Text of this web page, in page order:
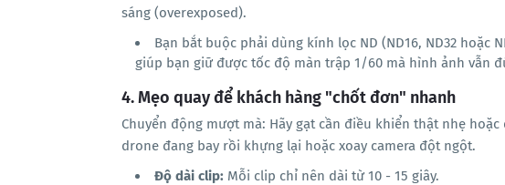
sáng (overexposed).
Bạn bắt buộc phải dùng kính lọc ND (ND16, ND32 hoặc
giúp bạn giữ được tốc độ màn trập 1/60 mà hình ảnh vẫn
4. Mẹo quay để khách hàng "chốt đơn" nhanh
Chuyển động mượt mà: Hãy gạt cần điều khiển thật nhẹ
drone đang bay rồi khựng lại hoặc xoay camera đột ngột.
Độ dài clip: Mỗi clip chỉ nên dài từ 10 - 15 giây.